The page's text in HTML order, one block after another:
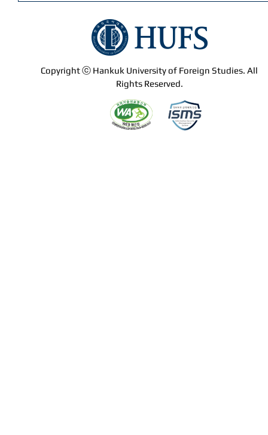
Copyright ⓒ Hankuk University of Foreign Studies. All
Rights Reserved.